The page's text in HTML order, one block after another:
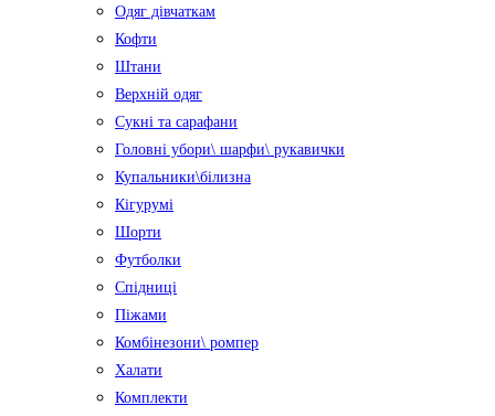
Одяг дівчаткам
Кофти
Штани
Верхній одяг
Сукні та сарафани
Головні убори\ шарфи\ рукавички
Купальники\білизна
Кігурумі
Шорти
Футболки
Спідниці
Піжами
Комбінезони\ ромпер
Халати
Комплекти